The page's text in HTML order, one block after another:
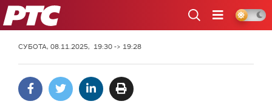
РТС
СУБОТА, 08.11.2025, 19:30 -> 19:28